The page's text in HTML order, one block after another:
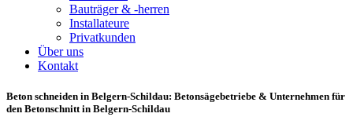
Bauträger & -herren
Installateure
Privatkunden
Über uns
Kontakt
Beton schneiden in Belgern-Schildau: Betonsägebetriebe & Unternehmen für
den Betonschnitt in Belgern-Schildau